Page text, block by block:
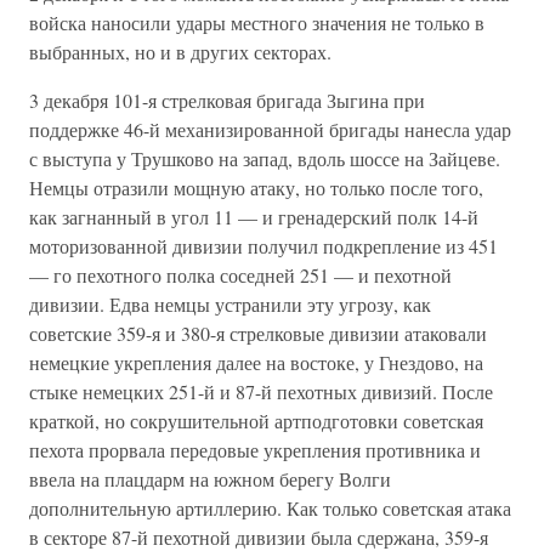
войска наносили удары местного значения не только в
выбранных, но и в других секторах.
3 декабря 101-я стрелковая бригада Зыгина при
поддержке 46-й механизированной бригады нанесла удар
с выступа у Трушково на запад, вдоль шоссе на Зайцеве.
Немцы отразили мощную атаку, но только после того,
как загнанный в угол 11 — и гренадерский полк 14-й
моторизованной дивизии получил подкрепление из 451
— го пехотного полка соседней 251 — и пехотной
дивизии. Едва немцы устранили эту угрозу, как
советские 359-я и 380-я стрелковые дивизии атаковали
немецкие укрепления далее на востоке, у Гнездово, на
стыке немецких 251-й и 87-й пехотных дивизий. После
краткой, но сокрушительной артподготовки советская
пехота прорвала передовые укрепления противника и
ввела на плацдарм на южном берегу Волги
дополнительную артиллерию. Как только советская атака
в секторе 87-й пехотной дивизии была сдержана, 359-я